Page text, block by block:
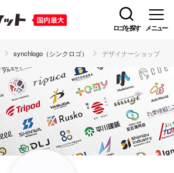
ロゴを探す メニュー
synchlogo（シンクロゴ） デザイナーショップ